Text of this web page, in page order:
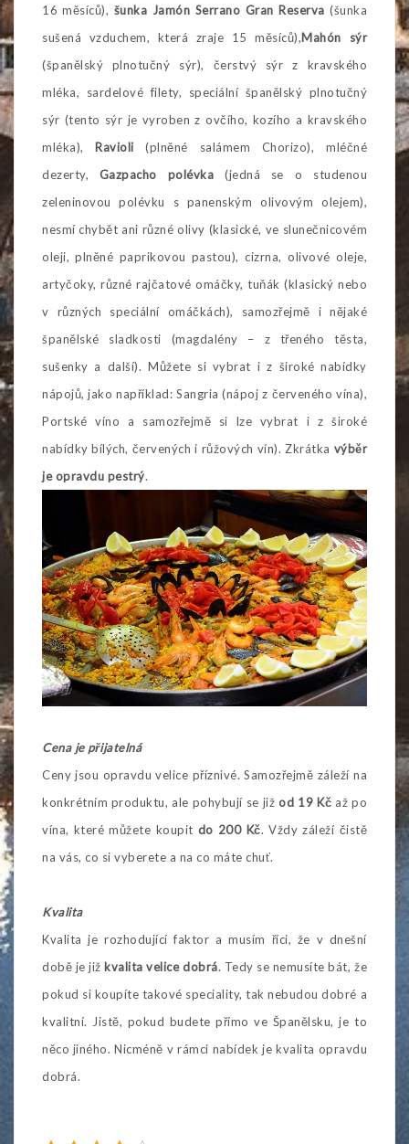
16 měsíců), šunka Jamón Serrano Gran Reserva (šunka
sušená vzduchem, která zraje 15 měsíců),Mahón sýr
(španělský plnotučný sýr), čerstvý sýr z kravského
mléka, sardelové filety, speciální španělský plnotučný
sýr (tento sýr je vyroben z ovčího, kozího a kravského
mléka), Ravioli (plněné salámem Chorizo), mléčné
dezerty, Gazpacho polévka (jedná se o studenou
zeleninovou polévku s panenským olivovým olejem),
nesmí chybět ani různé olivy (klasické, ve slunečnicovém
oleji, plněné paprikovou pastou), cizrna, olivové oleje,
artyčoky, různé rajčatové omáčky, tuňák (klasický nebo
v různých speciální omáčkách), samozřejmě i nějaké
španělské sladkosti (magdalény – z třeného těsta,
sušenky a další). Můžete si vybrat i z široké nabídky
nápojů, jako například: Sangria (nápoj z červeného vína),
Portské víno a samozřejmě si lze vybrat i z široké
nabídky bílých, červených i růžových vín). Zkrátka výběr
je opravdu pestrý.
Cena je přijatelná
Ceny jsou opravdu velice příznivé. Samozřejmě záleží na
konkrétním produktu, ale pohybují se jižod 19 Kč až po
vína, které můžete koupit do 200 Kč. Vždy záleží čistě
na vás, co si vyberete a na co máte chuť.
Kvalita
Kvalita je rozhodující faktor a musím říci, že v dnešní
době je již kvalita velice dobrá. Tedy se nemusíte bát, že
pokud si koupíte takové speciality, tak nebudou dobré a
kvalitní. Jistě, pokud budete přímo ve Španělsku, je to
něco jiného. Nicméně v rámci nabídek je kvalita opravdu
dobrá.